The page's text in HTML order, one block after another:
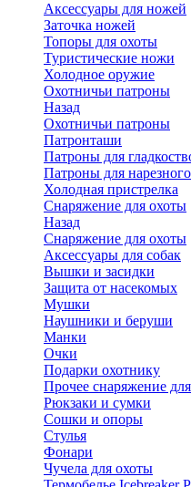
Аксессуары для ножей
Заточка ножей
Топоры для охоты
Туристические ножи
Холодное оружие
Охотничьи патроны
Назад
Охотничьи патроны
Патронташи
Патроны для
Патроны для
Холодная пристрелка
Снаряжение для охоты
Назад
Снаряжение для охоты
Аксессуары для собак
Вышки и засидки
Защита от насекомых
Мушки
Наушники и беруши
Манки
Очки
Подарки охотнику
Прочее снаряжение
Рюкзаки и сумки
Сошки и опоры
Стулья
Фонари
Чучела для охоты